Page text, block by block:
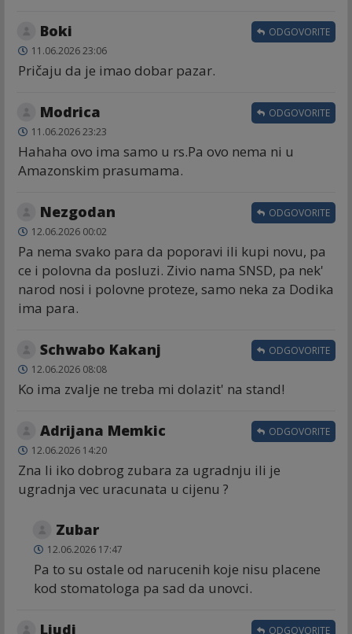
Boki
11.06.2026 23:06
Pričaju da je imao dobar pazar.
ODGOVORITE
Modrica
11.06.2026 23:23
Hahaha ovo ima samo u rs.Pa ovo nema ni u
Amazonskim prasumama.
ODGOVORITE
Nezgodan
12.06.2026 00:02
Pa nema svako para da poporavi ili kupi novu, pa
ce i polovna da posluzi. Zivio nama SNSD, pa nek'
narod nosi i polovne proteze, samo neka za Dodika
ima para.
ODGOVORITE
Schwabo Kakanj
12.06.2026 08:08
Ko ima zvalje ne treba mi dolazit' na stand!
ODGOVORITE
Adrijana Memkic
12.06.2026 14:20
Zna li iko dobrog zubara za ugradnju ili je
ugradnja vec uracunata u cijenu ?
ODGOVORITE
Zubar
12.06.2026 17:47
Pa to su ostale od narucenih koje nisu placene
kod stomatologa pa sad da unovci.
Ljudi ODGOVORITE